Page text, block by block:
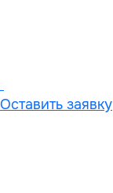
Оставить заявку